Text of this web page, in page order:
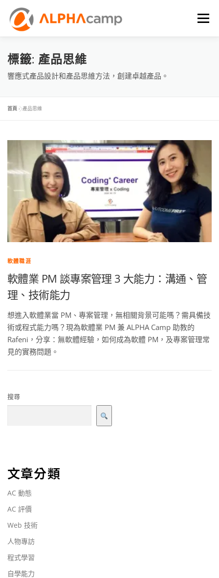
選單
首頁 課程內容
標籤: 產品思維
響應式產品設計和產品思維方法，創建卓越產品。
首頁 »產品思維
軟體職涯
軟體業 PM 談專案管理 3 大能力：溝通、管
理、技術能力
想進入軟體業當 PM、專案管理，無相關背景可能嗎？需具備技
術或程式能力嗎？現為軟體業 PM 兼 ALPHA Camp 助教的
Rafeni，分享：無軟體經驗，如何成為軟體 PM，及專案管理常
見的實務問題。
搜尋
文章分類
AC 動態
AC 評價
Web 技術
人物專訪
程式學習
自學能力